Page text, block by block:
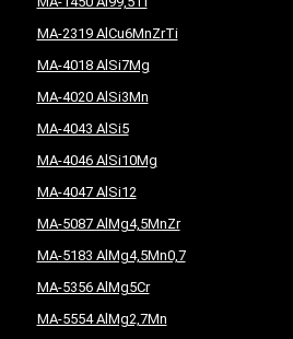
MA-2319 AlCu6MnZrTi
MA-4018 AlSi7Mg
MA-4020 AlSi3Mn
MA-4043 AlSi5
MA-4046 AlSi10Mg
MA-4047 AlSi12
MA-5087 AlMg4,5MnZr
MA-5183 AlMg4,5Mn0,7
MA-5356 AlMg5Cr
MA-5554 AlMg2,7Mn